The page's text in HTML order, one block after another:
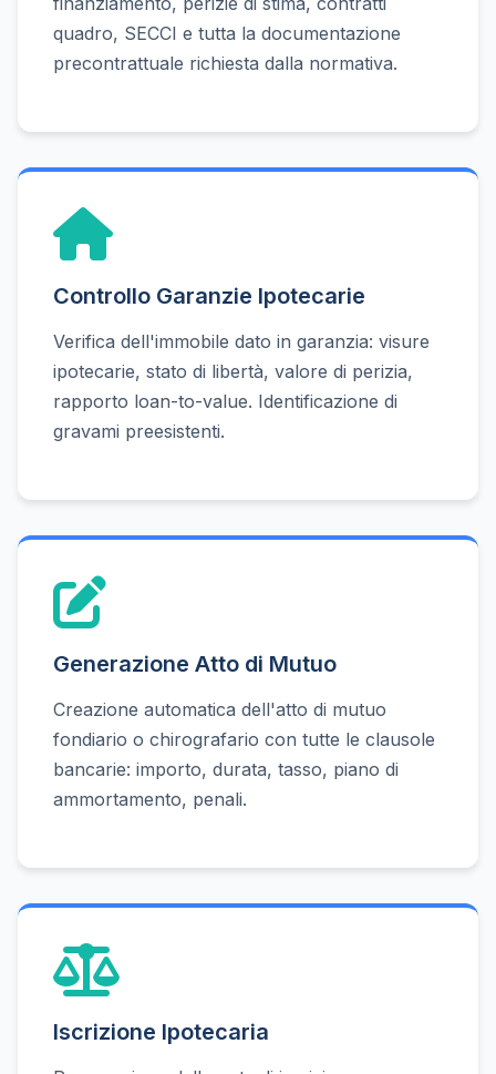
quadro, SECCI e tutta la documentazione
precontrattuale richiesta dalla normativa.
Controllo Garanzie Ipotecarie
Verifica dell'immobile dato in garanzia: visure
ipotecarie, stato di libertà, valore di perizia,
rapporto loan-to-value. Identificazione di
gravami preesistenti.
Generazione Atto di Mutuo
Creazione automatica dell'atto di mutuo
fondiario o chirografario con tutte le clausole
bancarie: importo, durata, tasso, piano di
ammortamento, penali.
Iscrizione Ipotecaria